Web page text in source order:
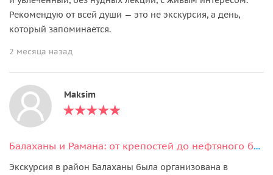
Рекомендую от всей души — это не экскурсия, а день,
который запоминается.
2 месяца назад
Maksim
Балаханы и Рамана: от крепостей до нефтяного бума
Экскурсия в район Балаханы была организована в